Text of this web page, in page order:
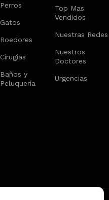
Perros
Gatos
Roedores
Cirugías
Baños y
Peluquería
Top Mas
Vendidos
Nuestras Redes
Nuestros
Doctores
Urgencias